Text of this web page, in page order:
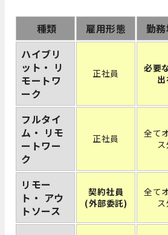
種類 雇用形態 勤
ハイブリ
ット・ リ
モートワ
ーク
正社員
必要
フルタイ
ム・ リモ
ートワー
ク
正社員
全て
リモー
ト・ アウ
トソース
契約社員
(外部委託)
全て